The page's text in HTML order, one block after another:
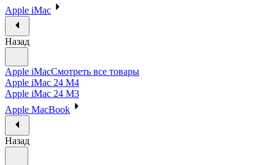
Apple iMac
Назад
Apple iMacСмотреть все товары
Apple iMac 24 M4
Apple iMac 24 M3
Apple MacBook
Назад